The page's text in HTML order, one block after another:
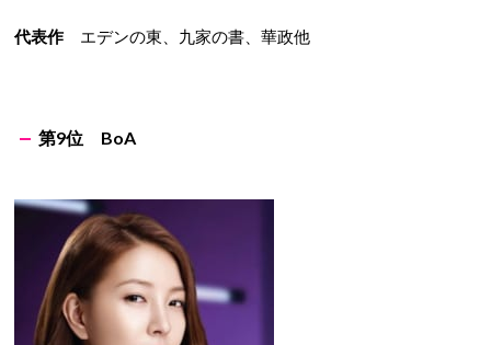
代表作 エデンの東、九家の書、華政他
第9位 BoA